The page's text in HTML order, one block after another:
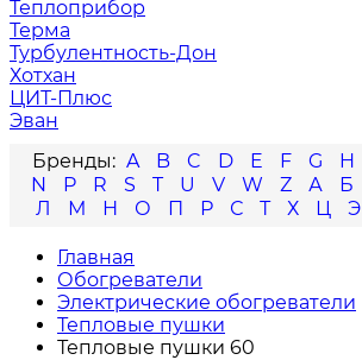
Теплоприбор
Терма
Турбулентность-Дон
Хотхан
ЦИТ-Плюс
Эван
A
B C D E F G H
N
P R S T U V W Z А Б
Л
М Н О П Р С Т Х Ц Э
Главная
Обогреватели
Электрические обогреватели
Тепловые пушки
Тепловые пушки 60